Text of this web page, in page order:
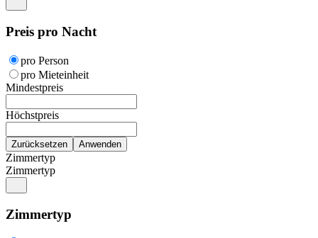
Preis pro Nacht
pro Person
pro Mieteinheit
Mindestpreis
Höchstpreis
Zimmertyp
Zimmertyp
Zimmertyp